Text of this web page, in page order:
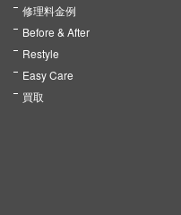
修理料金例
Before & After
Restyle
Easy Care
買取